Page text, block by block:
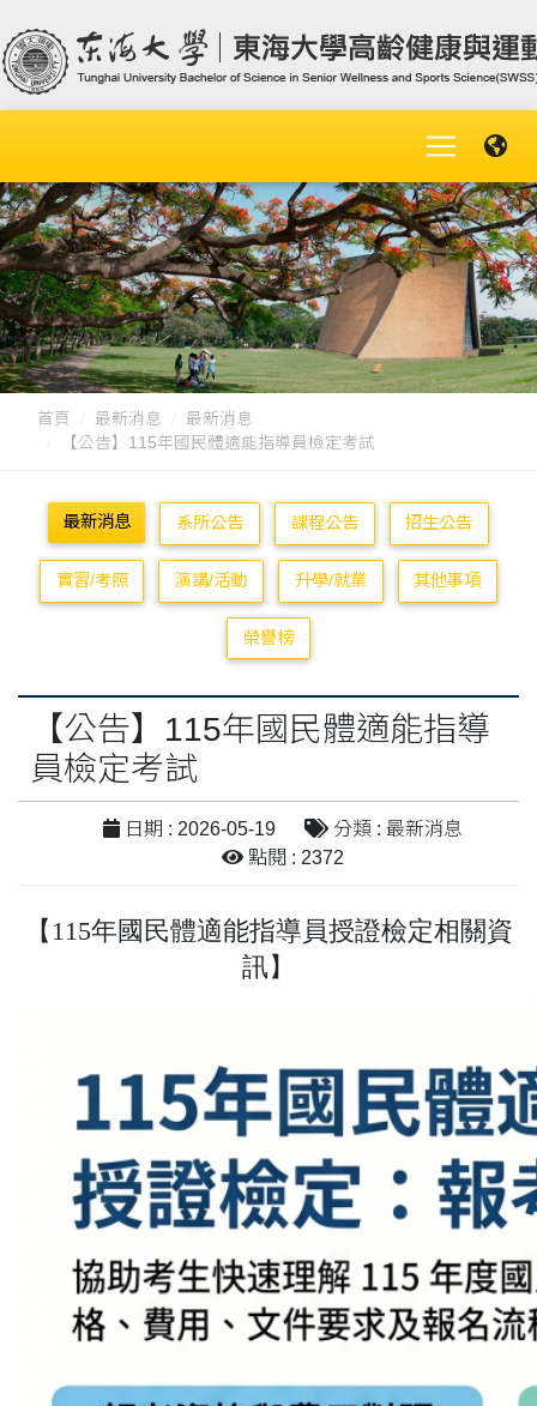
首頁 最新消息
最新消息
【公告】115年國民體適能指導員檢定考試
最新消息 系所公告 課程公告 招生公告
實習/考照 演講/活動 升學/就業 其他事項
榮譽榜
【公告】115年國民體適能指導
員檢定考試
日期 : 2026-05-19
分類 : 最新消息
點閱 : 2372
【115年國民體適能指導員授證檢定相關資
訊】